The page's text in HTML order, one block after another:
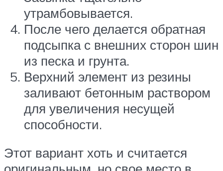
утрамбовывается.
После чего делается обратная
подсыпка с внешних сторон шин
из песка и грунта.
Верхний элемент из резины
заливают бетонным раствором
для увеличения несущей
способности.
Этот вариант хоть и считается